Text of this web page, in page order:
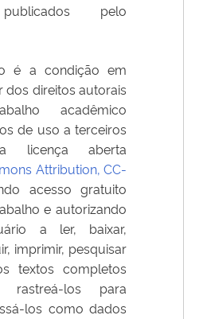
pelo
é a condição em
dos direitos autorais
acadêmico
de uso a terceiros
licença aberta
Attribution, CC-
acesso gratuito
e autorizando
a ler, baixar,
imprimir, pesquisar
textos completos
rastreá-los para
los como dados